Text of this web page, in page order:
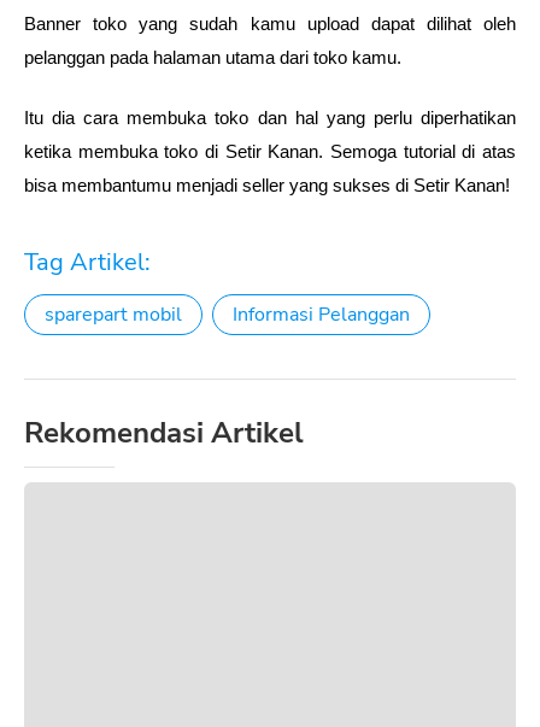
Banner toko yang sudah kamu upload dapat dilihat oleh
pelanggan pada halaman utama dari toko kamu.
Itu dia cara membuka toko dan hal yang perlu diperhatikan
ketika membuka toko di Setir Kanan. Semoga tutorial di atas
bisa membantumu menjadi seller yang sukses di Setir Kanan!
Tag Artikel:
sparepart mobil Informasi Pelanggan
Rekomendasi Artikel